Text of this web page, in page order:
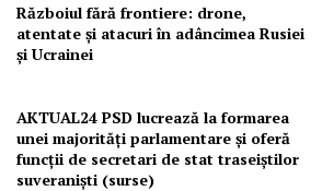
Războiul fără frontiere: drone,
atentate și atacuri în adâncimea Rusiei
și Ucrainei
AKTUAL24 PSD lucrează la formarea
unei majorităţi parlamentare și oferă
funcții de secretari de stat traseiștilor
suveraniști (surse)